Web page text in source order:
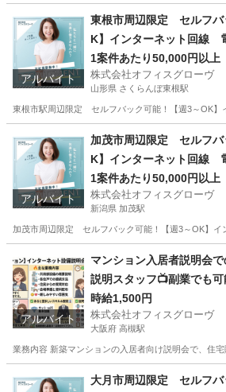
新庄駅 営業 求人サイト
アルバイト
東根市周辺限定 セルフバ
K】インターネット回線
介
1案件あたり50,000円以上
株式会社オフィスグローヴ
山形県 さくらんぼ東根駅
東根市駅周辺限定 セルフバック可能！【週3～OK
さくらんぼ東根駅
アルバイト
加茂市周辺限定 セルフバ
K】インターネット回線
介
1案件あたり50,000円以上
株式会社オフィスグローヴ
新潟県 加茂駅
加茂市周辺限定 セルフバック可能！【週3～OK】
営業 セルフ
アルバイト
マンション入居者説明会
説明スタッフ📺副業でも可
時給1,500円
株式会社オフィスグローヴ
大阪府 高槻駅
業務内容 新築マンションの入居者向け説明会で、住
高槻駅 接客 スタッフ
大月市周辺限定 セルフバ